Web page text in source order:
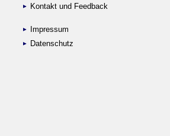
Kontakt und Feedback
Impressum
Datenschutz